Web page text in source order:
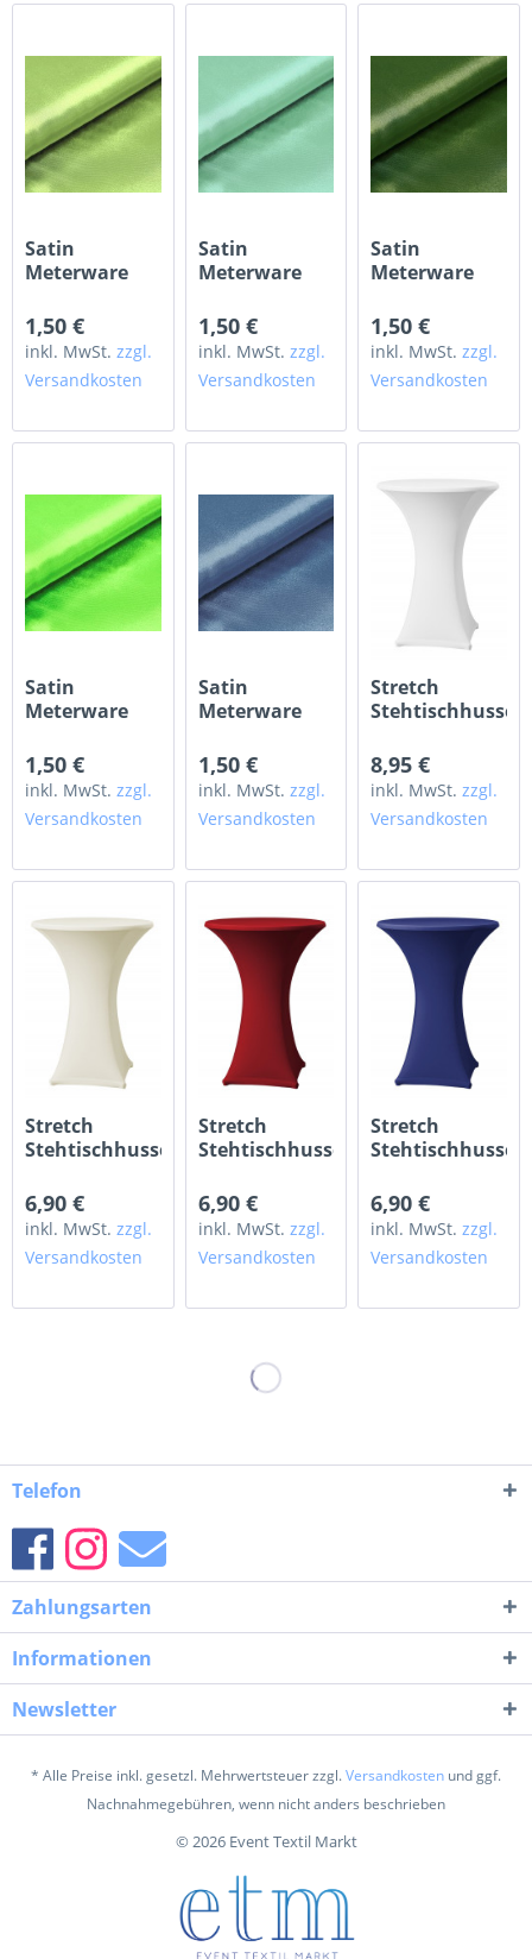
Satin
Meterware
1,50 €
inkl. MwSt.zzgl.
Versandkosten
Satin
Meterware
1,50 €
inkl. MwSt. zzgl.
Versandkosten
Satin
Meterware
1,50 €
inkl. MwSt.zzgl.
Versandkosten
Satin
Meterware
neongrün
1,50 €
inkl. MwSt.zzgl.
Versandkosten
Satin
Meterware
1,50 €
inkl. MwSt. zzgl.
Versandkosten
Stretch
Stehtischhusse
8,95 €
inkl. MwSt.zzgl.
Versandkosten
Stretch
Stehtischhusse
6,90 €
inkl. MwSt.zzgl.
Versandkosten
Stretch
Stehtischhusse
BORDEAUX ø
60cm
6,90 €
inkl. MwSt. zzgl.
Versandkosten
Stretch
Stehtischhusse
ø 60cm
6,90 €
inkl. MwSt.zzgl.
Versandkosten
Telefon
Zahlungsarten
Informationen
Newsletter
* Alle Preise inkl. gesetzl. Mehrwertsteuer zzgl.Versandkosten und ggf.
Nachnahmegebühren, wenn nicht anders beschrieben
© 2026 Event Textil Markt